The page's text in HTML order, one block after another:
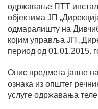
одржавање ПТТ
објектима ЈП
одмаралишту на
којим управља ЈП
период од 01.01.2015.
Опис предмета јавне
ознака из општег
услуге одржавања